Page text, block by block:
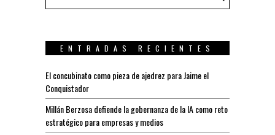
ENTRADAS RECIENTES
El concubinato como pieza de ajedrez para Jaime el
Conquistador
Millán Berzosa defiende la gobernanza de la IA como reto
estratégico para empresas y medios